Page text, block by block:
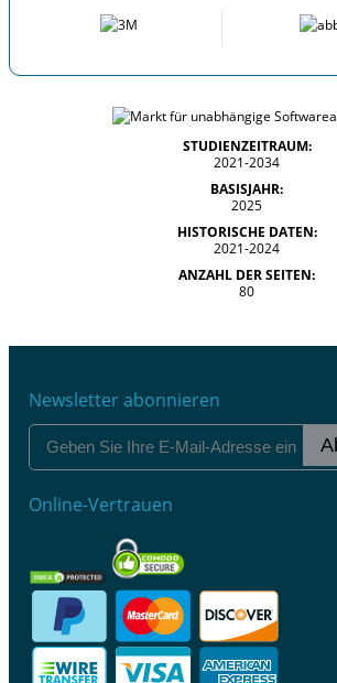
STUDIENZEITRAUM:
2021-2034
BASISJAHR:
2025
HISTORISCHE DATEN:
2021-2024
ANZAHL DER SEITEN:
80
Newsletter abonnieren
Online-Vertrauen